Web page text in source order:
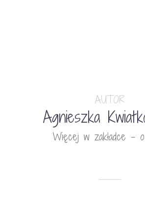
AUTOR
Agnieszka
Więcej w zakładce -